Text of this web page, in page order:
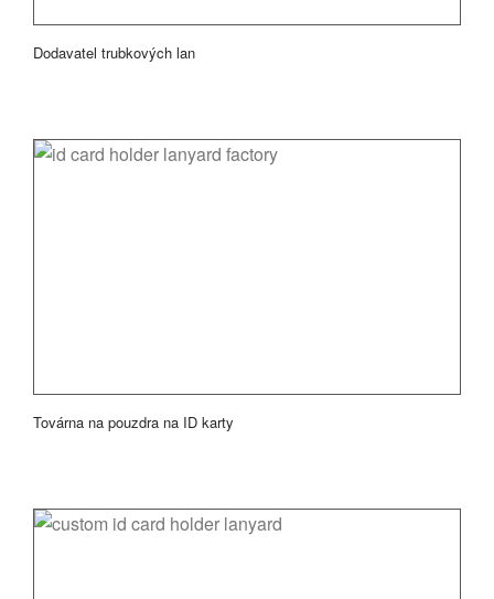
Dodavatel trubkových lan
Továrna na pouzdra na ID karty